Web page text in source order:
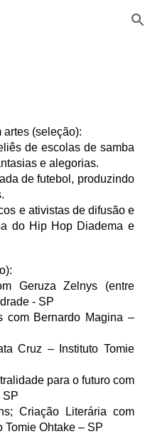
Skip to navigation
artes (seleção):
de escolas de samba
e alegorias.
de futebol, produzindo
e ativistas de difusão e
do Hip Hop Diadema e
Geruza Zelnys (entre
- SP
com Bernardo Magina –
Cruz – Instituto Tomie
para o futuro com
SP
Criação Literária com
Tomie Ohtake – SP